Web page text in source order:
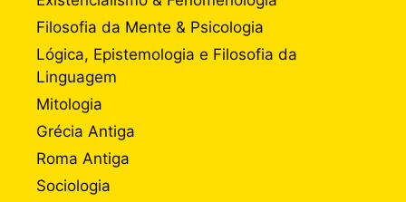
Filosofia da Mente & Psicologia
Lógica, Epistemologia e Filosofia da
Linguagem
Mitologia
Grécia Antiga
Roma Antiga
Sociologia